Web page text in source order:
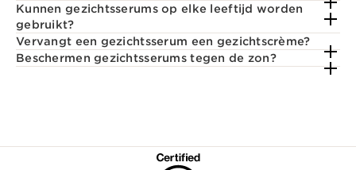
Kunnen gezichtsserums op elke leeftijd worden
gebruikt?
Vervangt een gezichtsserum een gezichtscrème?
Beschermen gezichtsserums tegen de zon?